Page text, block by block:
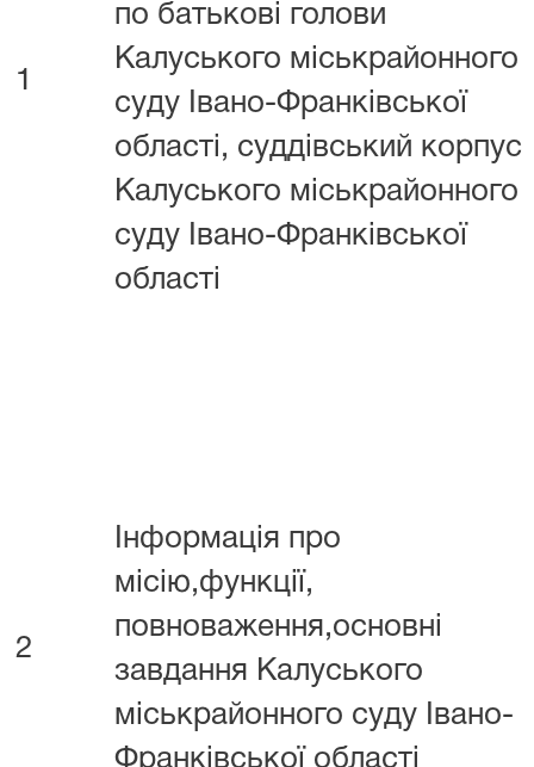
1
по батькові голови
Калуського міськрайонного
суду Івано-Франківської
області, суддівський корпус
Калуського міськрайонного
суду Івано-Франківської
області
2
Інформація про
місію,функції,
повноваження,основні
завдання Калуського
міськрайонного суду Івано-
Франківської області